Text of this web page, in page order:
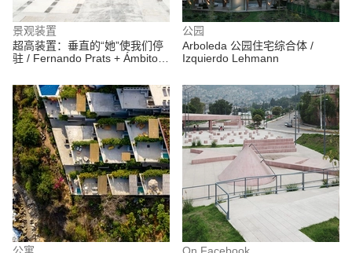
景观装置
超高装置：垂直的“她”使我们停
驻 / Fernando Prats + Ámbito
Mandiola
公园
Arboleda 公园住宅综合体 /
Izquierdo Lehmann